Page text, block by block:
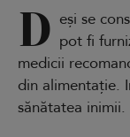
D eși se
pot fi
medicii
din alimentație.
sănătatea inimii.